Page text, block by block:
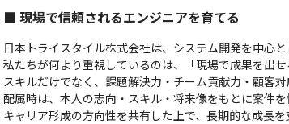
■ 現場で信頼されるエンジニアを育てる
日本トライスタイル株式会社は、システム開発を中心と
私たちが何より重視しているのは、「現場で成果を出せ
スキルだけでなく、課題解決力・チーム貢献力・顧客
配属時は、本人の志向・スキル・将来像をもとに案件を
キャリア形成の方向性を共有した上で、長期的な成長を